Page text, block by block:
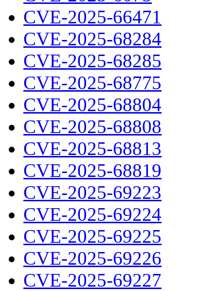
CVE-2025-66471
CVE-2025-68284
CVE-2025-68285
CVE-2025-68775
CVE-2025-68804
CVE-2025-68808
CVE-2025-68813
CVE-2025-68819
CVE-2025-69223
CVE-2025-69224
CVE-2025-69225
CVE-2025-69226
CVE-2025-69227